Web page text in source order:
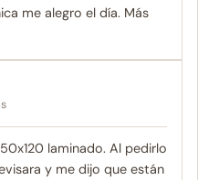
me alegro el día. Más
laminado. Al pedirlo
y me dijo que están